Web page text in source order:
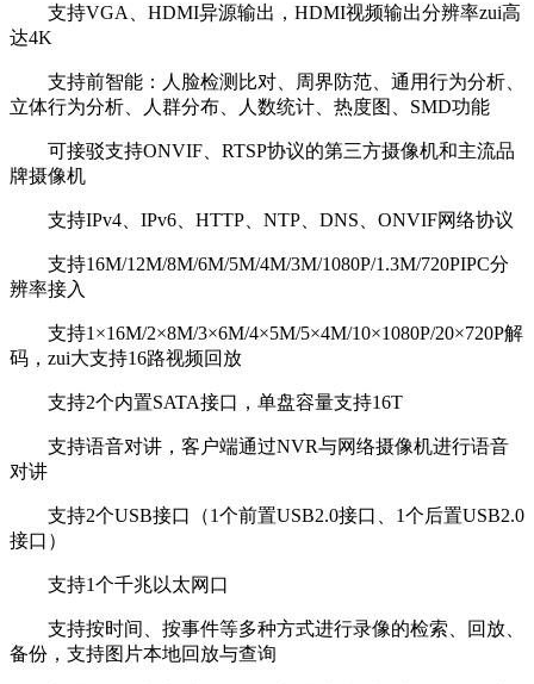
支持VGA、HDMI异源输出，HDMI视频输出分辨率zui高
达4K
支持前智能：人脸检测比对、周界防范、通用行为分析、
立体行为分析、人群分布、人数统计、热度图、SMD功能
可接驳支持ONVIF、RTSP协议的第三方摄像机和主流品
牌摄像机
支持IPv4、IPv6、HTTP、NTP、DNS、ONVIF网络协议
支持16M/12M/8M/6M/5M/4M/3M/1080P/1.3M/720PIPC分
辨率接入
支持1×16M/2×8M/3×6M/4×5M/5×4M/10×1080P/20×720P解
码，zui大支持16路视频回放
支持2个内置SATA接口，单盘容量支持16T
支持语音对讲，客户端通过NVR与网络摄像机进行语音
对讲
支持2个USB接口（1个前置USB2.0接口、1个后置USB2.0
接口）
支持1个千兆以太网口
支持按时间、按事件等多种方式进行录像的检索、回放、
备份，支持图片本地回放与查询